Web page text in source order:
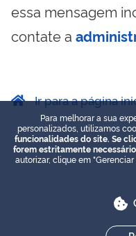
essa mensagem
contate a
Ir para a página
Para melhorar a sua
personalizados, utilizamos
funcionalidades do site. Se
forem estritamente
autorizar, clique em